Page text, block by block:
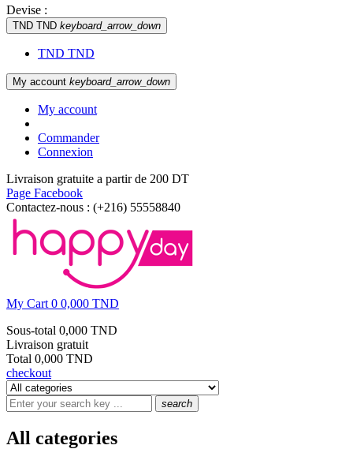
Devise :
TND TND keyboard_arrow_down
TND TND
My account keyboard_arrow_down
My account
Commander
Connexion
Livraison gratuite a partir de 200 DT
Page Facebook
Contactez-nous : (+216) 55558840
My Cart 0 0,000 TND
Sous-total 0,000 TND
Livraison gratuit
Total 0,000 TND
checkout
search
All categories